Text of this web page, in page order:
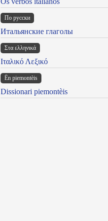
По русски
Итальянские глаголы
Στα ελληνικά
Ιταλικό Λεξικό
Ën piemontèis
Dissionari piemontèis